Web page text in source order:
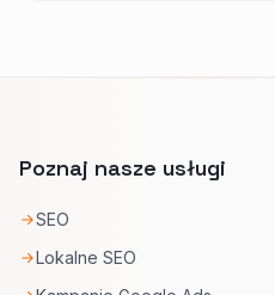
Poznaj nasze usługi
SEO
Lokalne SEO